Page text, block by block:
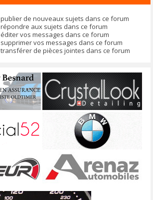
publier de nouveaux sujets dans ce forum
répondre aux sujets dans ce forum
éditer vos messages dans ce forum
supprimer vos messages dans ce forum
transférer de pièces jointes dans ce forum